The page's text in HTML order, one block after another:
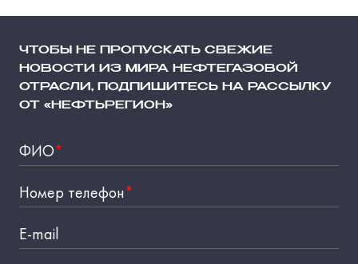
ЧТОБЫ НЕ ПРОПУСКАТЬ СВЕЖИЕ
НОВОСТИ ИЗ МИРА НЕФТЕГАЗОВОЙ
ОТРАСЛИ, ПОДПИШИТЕСЬ НА РАССЫЛКУ
ОТ «НЕФТЬРЕГИОН»
ФИО*
Номер телефон*
E-mail